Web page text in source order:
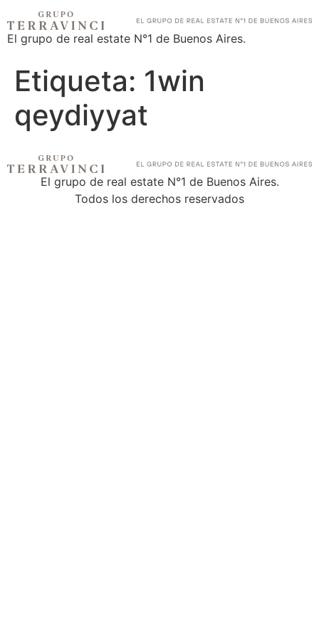
El grupo de real estate N°1 de Buenos Aires.
Etiqueta: 1win
qeydiyyat
El grupo de real estate N°1 de Buenos Aires.
Todos los derechos reservados